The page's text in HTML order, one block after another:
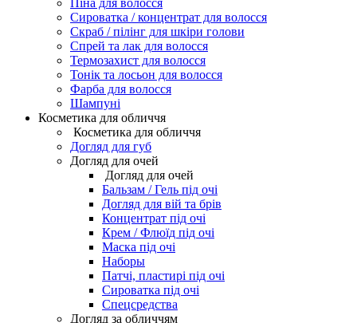
Сироватка / концентрат для волосся
Скраб / пілінг для шкіри голови
Спрей та лак для волосся
Термозахист для волосся
Тонік та лосьон для волосся
Фарба для волосся
Шампуні
Косметика для обличчя
Косметика для обличчя
Догляд для губ
Догляд для очей
Догляд для очей
Бальзам / Гель під очі
Догляд для вій та брів
Концентрат під очі
Крем / Флюїд під очі
Маска під очі
Наборы
Патчі, пластирі під очі
Сироватка під очі
Спецсредства
Догляд за обличчям